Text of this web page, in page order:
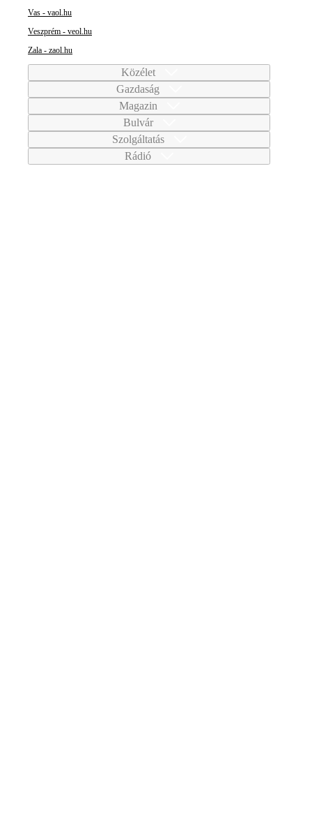
Vas - vaol.hu
Veszprém - veol.hu
Zala - zaol.hu
Közélet
Gazdaság
Magazin
Bulvár
Szolgáltatás
Rádió